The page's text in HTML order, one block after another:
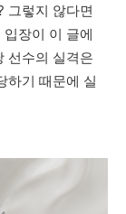
그렇지 않다면
장이 이 글에
선수의 실격은
하기 때문에 실